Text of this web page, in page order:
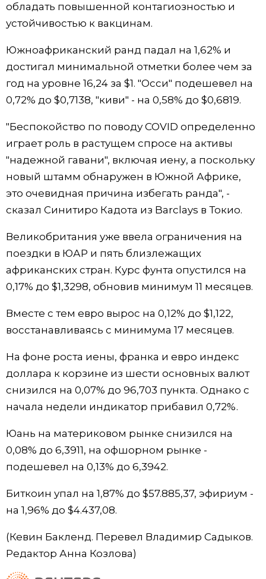
обладать повышенной контагиозностью и
устойчивостью к вакцинам.
Южноафриканский ранд падал на 1,62% и
достигал минимальной отметки более чем за
год на уровне 16,24 за $1. "Осси" подешевел на
0,72% до $0,7138, "киви" - на 0,58% до $0,6819​.
"Беспокойство по поводу COVID определенно
играет роль в растущем спросе на активы
"надежной гавани", включая иену, а поскольку
новый штамм обнаружен в Южной Африке,
это очевидная причина избегать ранда", -
сказал Синитиро Кадота из Barclays в Токио.
Великобритания уже ввела ограничения на
поездки в ЮАР и пять близлежащих
африканских стран. Курс фунта опустился на
0,17% до $1,3298​, обновив минимум 11 месяцев.
Вместе с тем евро вырос на 0,12% до $1,122​,
восстанавливаясь с минимума 17 месяцев.
На фоне роста иены, франка и евро индекс
доллара к корзине из шести основных валют
снизился на 0,07% до 96,703​ пункта. Однако с
начала недели индикатор прибавил 0,72%.
Юань на материковом рынке снизился на
0,08% до​ 6,3911​, на офшорном рынке -
подешевел на 0,13% до 6,3942.
Биткоин упал на 1,87% до $57.885,37, эфириум -
на 1,96% до $4.437,08.
(Кевин Бакленд. Перевел Владимир Садыков.
Редактор Анна Козлова)